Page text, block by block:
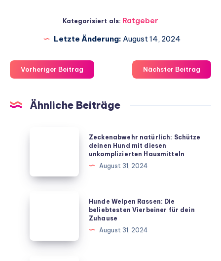
Kategorisiert als: Ratgeber
Letzte Änderung: August 14, 2024
Vorheriger Beitrag Nächster Beitrag
Ähnliche Beiträge
Hund
Zeckenabwehr natürlich: Schütze
deinen Hund mit diesen
unkomplizierten Hausmitteln
August 31, 2024
beliebtesten
Hunde Welpen Rassen: Die
beliebtesten Vierbeiner für dein
Zuhause
August 31, 2024